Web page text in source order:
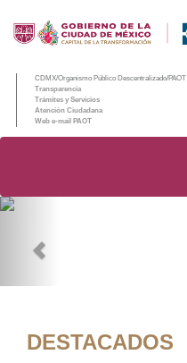
CDMX/Organismo Público Descentralizado/PAOT
Transparencia
Trámites y Servicios
Atención Ciudadana
Web e-mail PAOT
DESTACADOS